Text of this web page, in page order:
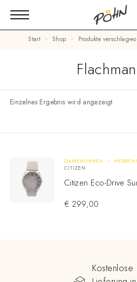
Start Shop Produkte
Einzelnes Ergebnis wird angezeigt
DAMENUHREN
CITIZEN
Citizen Eco-Drive
€ 299,00
Kostenlose